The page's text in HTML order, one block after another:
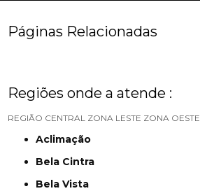
Páginas Relacionadas
Regiões onde a atende :
REGIÃO CENTRAL ZONA LESTE ZONA OESTE
Aclimação
Bela Cintra
Bela Vista